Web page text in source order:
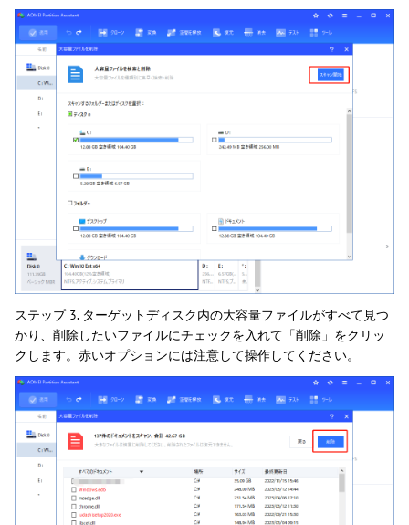
ステップ 3. ターゲットディスク内の大容量ファイルがすべて見つ
かり、削除したいファイルにチェックを入れて「削除」をクリッ
クします。赤いオプションには注意して操作してください。